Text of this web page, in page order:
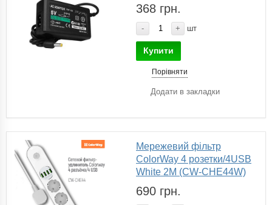
368 грн.
- + шт
Купити
Порівняти
Додати в закладки
Мережевий фільтр
СolorWay 4 розетки/4USB
White 2M (CW-CHE44W)
690 грн.